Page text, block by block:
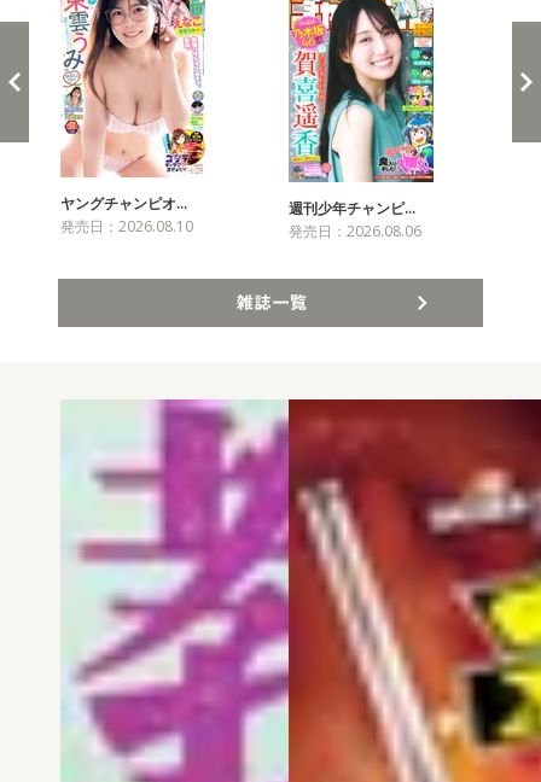
ヤングチャンピオ…
発売日：2026.08.10
週刊少年チャンピ…
発売日：2026.08.06